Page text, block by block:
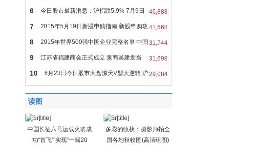
46,888
6 今日股市最新消息：沪指跌5.9% 7月9日
41,668
7 2015年5月19日新股申购指南 新股申购攻
31,744
8 2015年世界500强中国企业完整名单 中国
31,698
9 江苏省福建商会正式成立 泉商吴建发当
29,084
10 6月23日今日股市大盘惊天V型大逆转 沪
读图
中国长征六号运载火箭成
功“首飞” 实现“一箭20
多彩的收获：摄影师拍全
国各地秋收图(高清组图)